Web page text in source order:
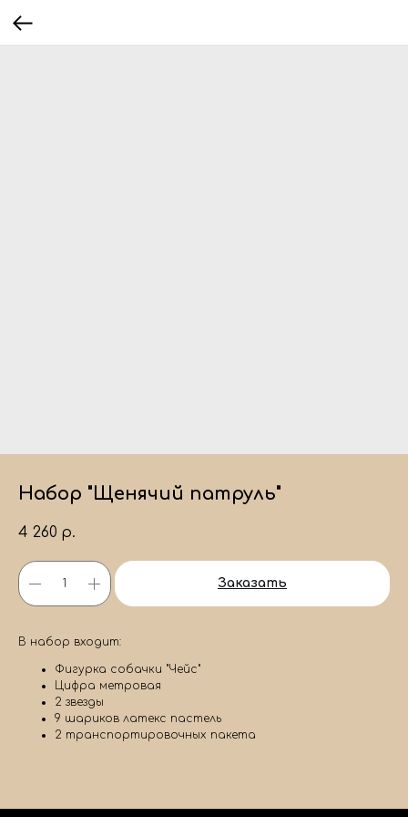
Набор "Щенячий патруль"
4 260 р.
Заказать
В набор входит:
Фигурка собачки "Чейс"
Цифра метровая
2 звезды
9 шариков латекс пастель
2 транспортировочных пакета